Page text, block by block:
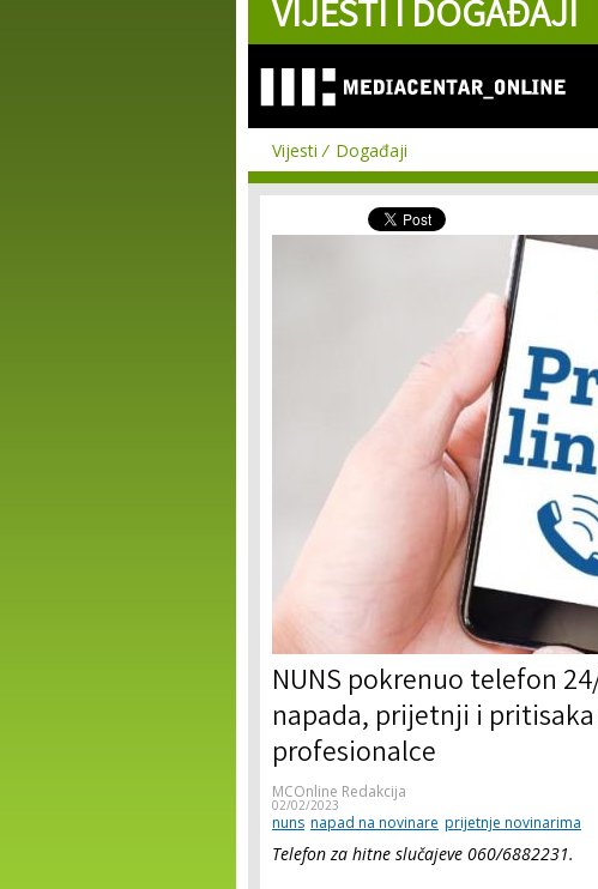
VIJESTI I DOGAĐAJI
Vijesti Događaji
NUNS pokrenuo telefon
napada, prijetnji i
profesionalce
MCOnline Redakcija
02/02/2023
nuns napad na novinare prijetnje novinarima
Telefon za hitne slučajeve 060/6882231.